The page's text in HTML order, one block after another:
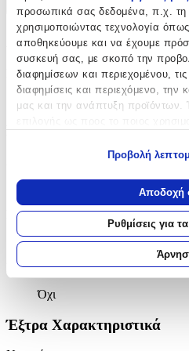
προσωπικά σας δεδομένα, π.χ. τη
χρησιμοποιώντας τεχνολογία
αποθηκεύουμε και να έχουμε
συσκευή σας, με σκοπό την
διαφημίσεων και περιεχομένου,
διαφημίσεις και περιεχόμενο, την
μας και την ανάπτυξη προϊόντων.
Να συλλέξουμε
σας τοποθεσία, οι οποίες
απόσταση μερικών μέτρων
Να αναγνωρίσουμε τη
για συγκεκριμένα
Μάθετε περισσότερα σχετικά με
στηνενότητα “Λεπτομέρειες”
Δήλωση Cookies.
Προβολή
Αποδοχή
Ρυθμίσεις για
Χαρακτηριστικά
Κατασκευαστής:
Novita
Βασικά Χαρακτηριστικά
Επιχρυσωμένα:
Όχι
Σετ:
Όχι
Έξτρα Χαρακτηριστικά